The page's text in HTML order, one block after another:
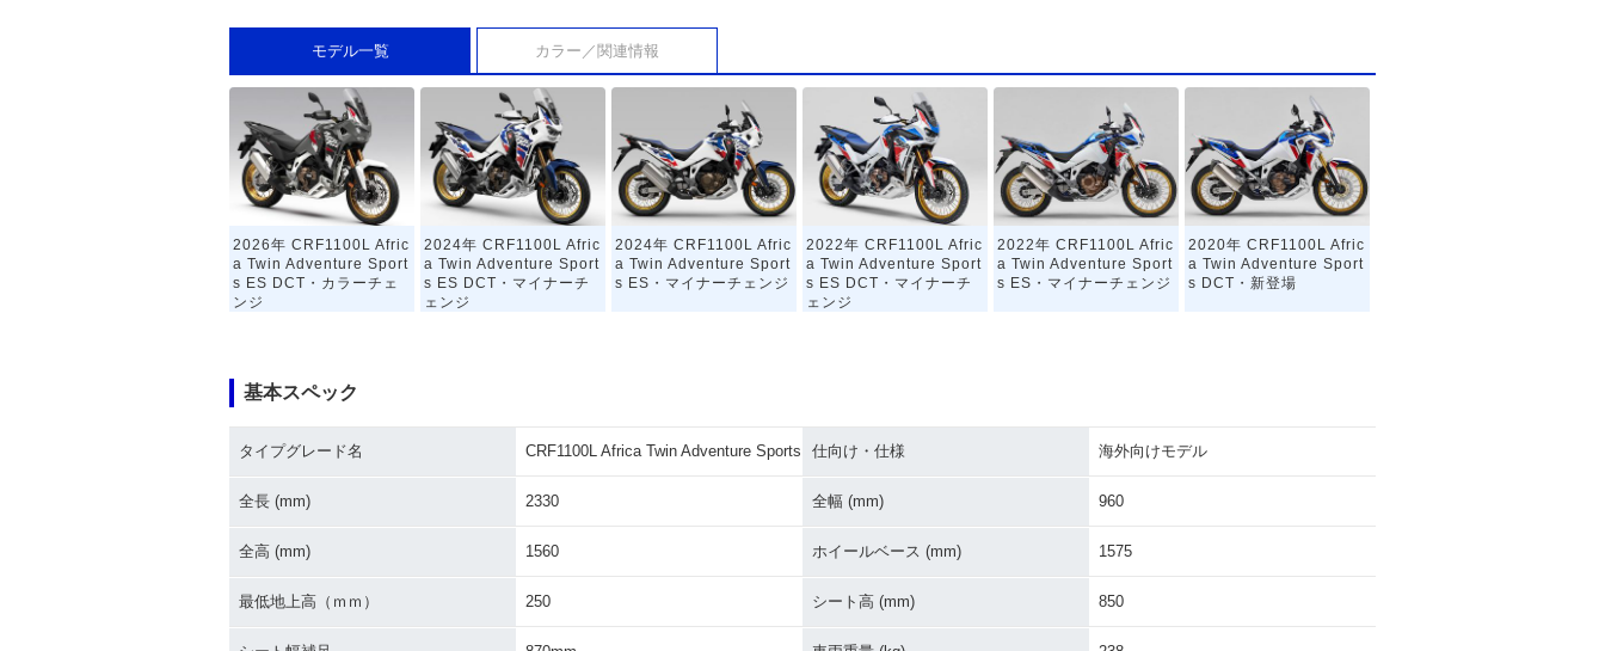
モデル一覧 カラー／関連情報
2026年 CRF1100L Afric
a Twin Adventure Sport
s ES DCT・カラーチェ
ンジ
2024年 CRF1100L Afric
a Twin Adventure Sport
s ES DCT・マイナーチ
ェンジ
2024年 CRF1100L Afric
a Twin Adventure Sport
s ES・マイナーチェンジ
2022年 CRF1100L Afric
a Twin Adventure Sport
s ES DCT・マイナーチ
ェンジ
2022年 CRF1100L Afric
a Twin Adventure Sport
s ES・マイナーチェンジ
2020年 CRF1100L Afric
a Twin Adventure Sport
s DCT・新登場
2020年 CRF1100L Afric
2020年 CRF1100L Afric
2020年 CRF1100L Afric
2020年 CRF1100L Afric
基本スペック
タイプグレード名 CRF1100L Africa Twin Adventure Sports 仕向け・仕様 海外向けモデル
全長 (mm) 2330 全幅 (mm) 960
全高 (mm) 1560 ホイールベース (mm) 1575
最低地上高（ｍｍ） 250 シート高 (mm) 850